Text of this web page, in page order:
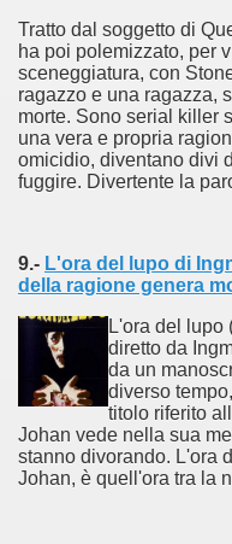
Tratto dal soggetto di
ha poi polemizzato, per
sceneggiatura, con
ragazzo e una ragazza,
morte. Sono serial killer
una vera e propria
omicidio, diventano divi
fuggire. Divertente la
9.- L'ora del lupo di
della ragione genera
L'ora del lupo
diretto da
da un
diverso
titolo riferito
Johan vede nella sua
stanno divorando. L'ora
Johan, è quell'ora tra la
Trilogia sulla